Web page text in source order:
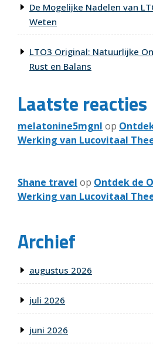
De Mogelijke Nadelen van
Weten
LTO3 Original: Natuurlijke
Rust en Balans
Laatste reacties
melatonine5mgnl op
Werking van Lucovitaal
Shane travel op Ontdek de
Werking van Lucovitaal
Archief
augustus 2026
juli 2026
juni 2026